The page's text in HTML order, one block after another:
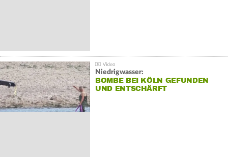
Niedrigwasser:
BOMBE BEI KÖLN GEFUNDEN
UND ENTSCHÄRFT